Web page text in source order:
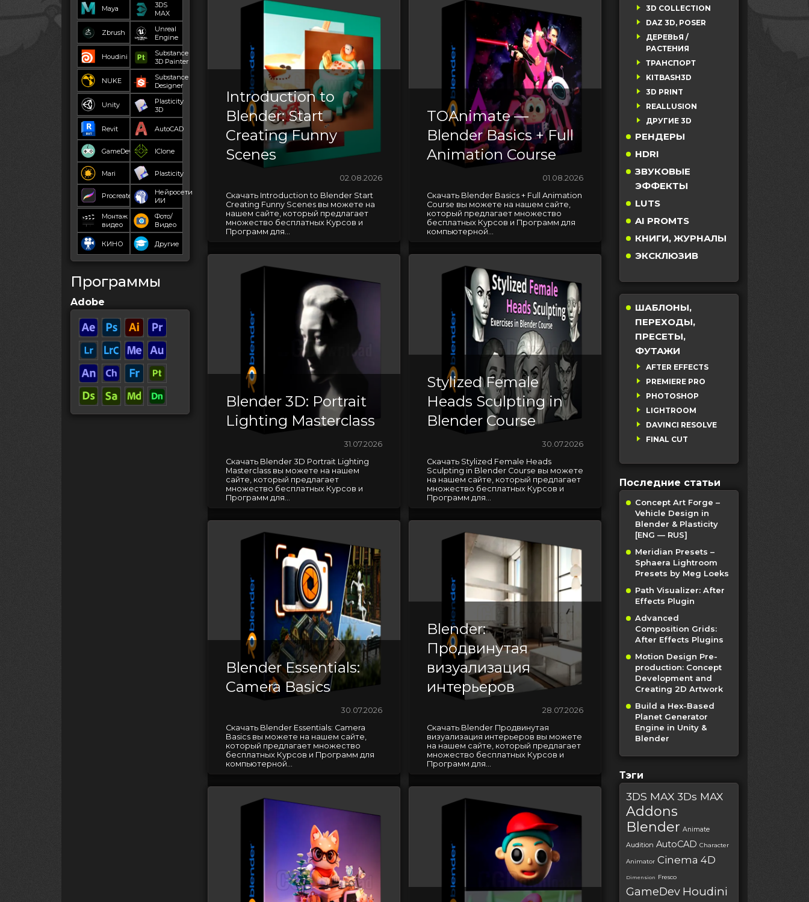
Maya
3DS
MAX
Zbrush
Unreal
Engine
Houdini
Substance
3D Painter
NUKE
Substance
Designer
Unity
Plasticity
3D
Revit AutoCAD
GameDev IClone
Mari Plasticity
Procreate
Нейросети
ИИ
Монтаж
видео
Фото/
Видео
КИНО Другие
Программы
Adobe
Introduction to
Blender: Start
Creating Funny
Scenes
02.08.2026
Скачать Introduction to Blender Start
Creating Funny Scenes вы можете на
нашем сайте, который предлагает
множество бесплатных Курсов и
Программ для...
TOAnimate —
Blender Basics + Full
Animation Course
01.08.2026
Скачать Blender Basics + Full Animation
Course вы можете на нашем сайте,
который предлагает множество
бесплатных Курсов и Программ для
компьютерной...
Blender 3D: Portrait
Lighting Masterclass
31.07.2026
Скачать Blender 3D Portrait Lighting
Masterclass вы можете на нашем
сайте, который предлагает
множество бесплатных Курсов и
Программ для...
Stylized Female
Heads Sculpting in
Blender Course
30.07.2026
Скачать Stylized Female Heads
Sculpting in Blender Course вы можете
на нашем сайте, который предлагает
множество бесплатных Курсов и
Программ для...
Blender Essentials:
Camera Basics
30.07.2026
Скачать Blender Essentials: Camera
Basics вы можете на нашем сайте,
который предлагает множество
бесплатных Курсов и Программ для
компьютерной...
Blender:
Продвинутая
визуализация
интерьеров
28.07.2026
Скачать Blender Продвинутая
визуализация интерьеров вы можете
на нашем сайте, который предлагает
множество бесплатных Курсов и
Программ для...
3D COLLECTION
DAZ 3D, POSER
ДЕРЕВЬЯ /
РАСТЕНИЯ
ТРАНСПОРТ
KITBASH3D
3D PRINT
REALLUSION
ДРУГИЕ 3D
РЕНДЕРЫ
HDRI
ЗВУКОВЫЕ
ЭФФЕКТЫ
LUTS
AI PROMTS
КНИГИ, ЖУРНАЛЫ
ЭКСКЛЮЗИВ
ШАБЛОНЫ,
ПЕРЕХОДЫ,
ПРЕСЕТЫ,
ФУТАЖИ
AFTER EFFECTS
PREMIERE PRO
PHOTOSHOP
LIGHTROOM
DAVINCI RESOLVE
FINAL CUT
Последние статьи
Concept Art Forge –
Vehicle Design in
Blender & Plasticity
[ENG — RUS]
Meridian Presets –
Sphaera Lightroom
Presets by Meg Loeks
Path Visualizer: After
Effects Plugin
Advanced
Composition Grids:
After Effects Plugins
Motion Design Pre-
production: Concept
Development and
Creating 2D Artwork
Build a Hex-Based
Planet Generator
Engine in Unity &
Blender
Тэги
3DS MAX 3Ds MAX
Addons
Blender Animate
Audition AutoCAD Character
Animator Cinema 4D
Dimension Fresco
GameDev Houdini